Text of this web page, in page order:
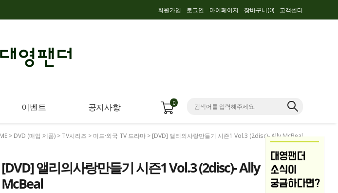
회원가입 로그인 마이페이지 장바구니(0) 고객센터
이벤트 공지사항 0
> DVD (매입 제품) > TV시리즈 > 미드·외국 TV 드라마 > [DVD] 앨리의사랑만들기 시즌1 Vol.3 (2disc)- Ally McBeal
[DVD] 앨리의사랑만들기 시즌1 Vol.3 (2disc)- Ally
McBeal